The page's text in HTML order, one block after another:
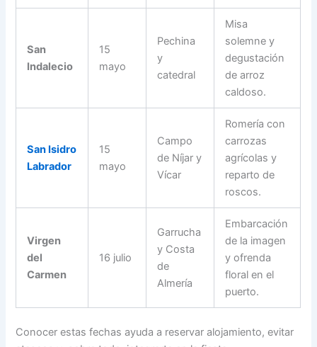
San
Indalecio
15
mayo
Pechina
y
catedral
Misa
solemne y
degustación
de arroz
caldoso.
San Isidro
Labrador
15
mayo
Campo
de Níjar y
Vícar
Romería con
carrozas
agrícolas y
reparto de
roscos.
Virgen
del
Carmen
16 julio
Garrucha
y Costa
de
Almería
Embarcación
de la imagen
y ofrenda
floral en el
puerto.
Conocer estas fechas ayuda a reservar alojamiento, evitar